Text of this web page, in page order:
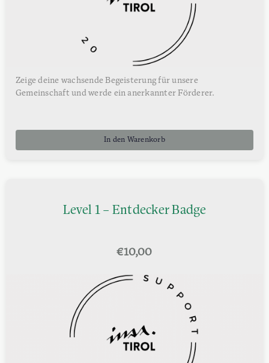
Zeige deine wachsende Begeisterung für unsere
Gemeinschaft und werde ein anerkannter Förderer.
In den Warenkorb
Level 1 – Entdecker Badge
€10,00